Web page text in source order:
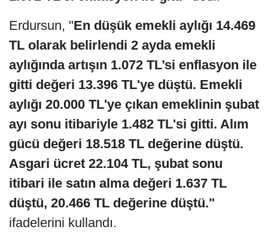
Erdursun, "En düşük emekli aylığı 14.469
TL olarak belirlendi 2 ayda emekli
aylığında artışın 1.072 TL’si enflasyon ile
gitti değeri 13.396 TL'ye düştü. Emekli
aylığı 20.000 TL'ye çıkan emeklinin şubat
ayı sonu itibariyle 1.482 TL'si gitti. Alım
gücü değeri 18.518 TL değerine düştü.
Asgari ücret 22.104 TL, şubat sonu
itibari ile satın alma değeri 1.637 TL
düştü, 20.466 TL değerine düştü."
ifadelerini kullandı.